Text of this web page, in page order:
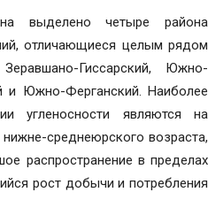
выделено четыре района
отличающиеся целым рядом
Гиссарский, Южно-
и Южно-Ферганский. Наиболее
угленосности являются на
среднеюрского возраста,
распространение в пределах
рост добычи и потребления